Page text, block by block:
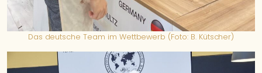
Das deutsche Team im Wettbewerb (Foto: B. Kütscher)